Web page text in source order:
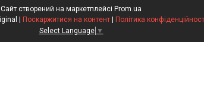
Сайт створений на маркетплейсі Prom.ua
Поскаржитися на контент
Політика
Select Language ▼